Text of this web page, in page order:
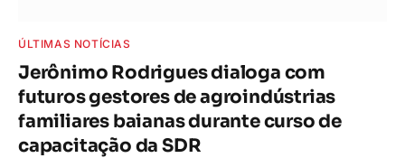
ÚLTIMAS NOTÍCIAS
Jerônimo Rodrigues dialoga com
futuros gestores de agroindústrias
familiares baianas durante curso de
capacitação da SDR